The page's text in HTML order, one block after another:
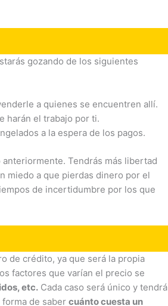
gozando de los siguientes
a quienes se encuentren allí.
harán el trabajo por ti.
a la espera de los pagos.
Tendrás más libertad
miedo a que pierdas dinero por el
de incertidumbre por los que
de crédito, ya que será la propia
factores que varían el precio se
etc. Cada caso será único y tendrá
de saber cuánto cuesta un